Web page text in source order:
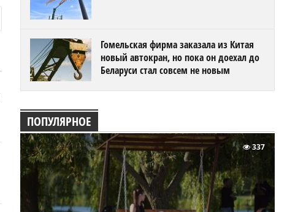
Гомельская фирма заказала из Китая
новый автокран, но пока он доехал до
Беларуси стал совсем не новым
ПОПУЛЯРНОЕ
337